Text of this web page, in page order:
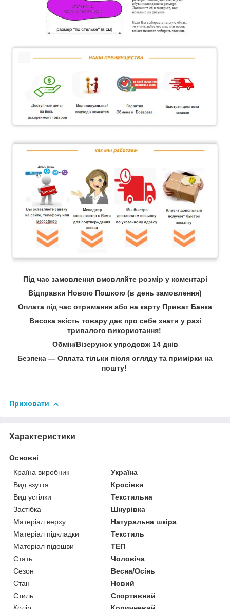
Під час замовлення вмовляйте розмір у коментарі
Відправки Новою Пошкою (в день замовлення)
Оплата під час отримання або на карту Приват Банка
Висока якість товару дає про себе знати у разі
тривалого використання!
Обмін/Візерунок упродовж 14 днів
Безпека — Оплата тільки після огляду та примірки на
пошту!
Приховати
Характеристики
Основні
Країна виробник
Україна
Вид взуття
Кросівки
Вид устілки
Текстильна
Застібка
Шнурівка
Матеріал верху
Натуральна шкіра
Матеріал підкладки
Текстиль
Матеріал підошви
ТЕП
Стать
Чоловіча
Сезон
Весна/Осінь
Стан
Новий
Стиль
Спортивний